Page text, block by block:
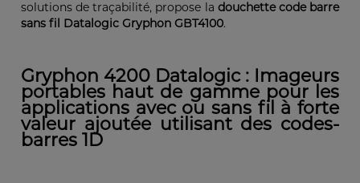
solutions de traçabilité, propose la douchette code barre
sans fil Datalogic Gryphon GBT4100.
Gryphon 4200 Datalogic : Imageurs
portables haut de gamme pour les
applications avec ou sans fil à forte
valeur ajoutée utilisant des codes-
barres 1D